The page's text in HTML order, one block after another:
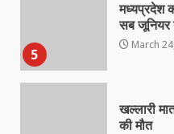
5
मध्यप्रदेश
सब जूनियर
March
खल्लारी
की मौत